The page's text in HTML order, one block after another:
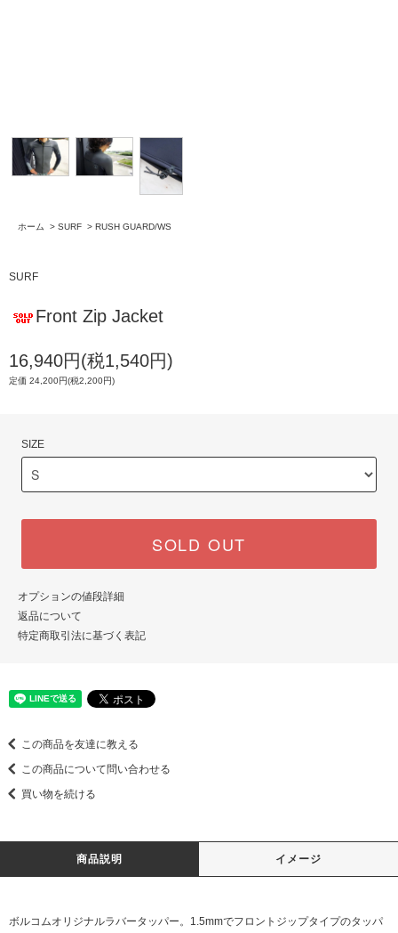
ホーム > SURF > RUSH GUARD/WS
SURF
Front Zip Jacket
16,940円(税1,540円)
定価 24,200円(税2,200円)
SIZE
SOLD OUT
オプションの値段詳細
返品について
特定商取引法に基づく表記
この商品を友達に教える
この商品について問い合わせる
買い物を続ける
商品説明 イメージ
ボルコムオリジナルラバータッパー。1.5mmでフロントジップタイプのタッパ